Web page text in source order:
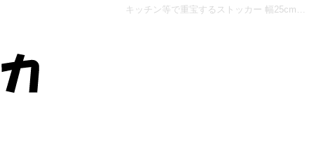
キッチン等で重宝するストッカー 幅25cmタイル天板は熱い鍋などを置くのにも便利 ストッカーMUD-6781 - インテリアカタオカ